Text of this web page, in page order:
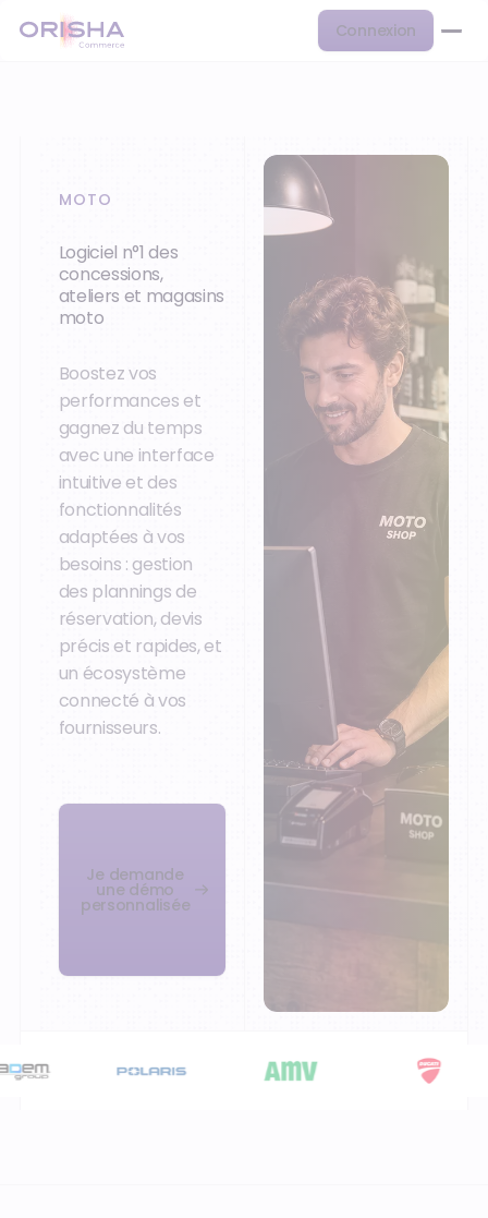
Connexion
MOTO
Logiciel n°1 des
concessions,
ateliers et magasins
moto
Boostez vos
performances et
gagnez du temps
avec une interface
intuitive et des
fonctionnalités
adaptées à vos
besoins : gestion
des plannings de
réservation, devis
précis et rapides, et
un écosystème
connecté à vos
fournisseurs.
Je demande
une démo
personnalisée